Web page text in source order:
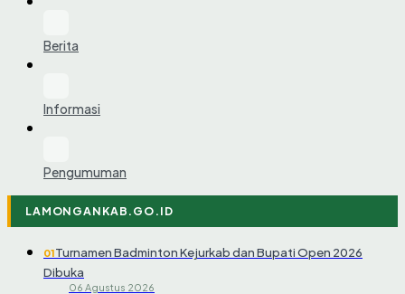
Berita
Informasi
Pengumuman
LAMONGANKAB.GO.ID
01Turnamen Badminton Kejurkab dan Bupati Open 2026
Dibuka
06 Agustus 2026